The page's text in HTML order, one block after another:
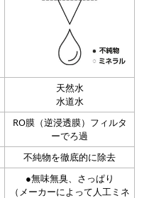
天然水
水道水
RO膜（逆浸透膜）フィルタ
ーでろ過
不純物を徹底的に除去
●無味無臭、さっぱり
（メーカーによって人工ミネ